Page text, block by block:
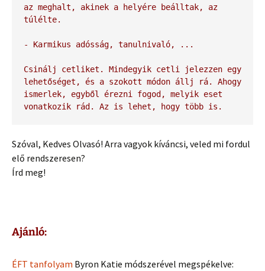
az meghalt, akinek a helyére beálltak, az
túlélte.
- Karmikus adósság, tanulnivaló, ...
Csinálj cetliket. Mindegyik cetli jelezzen egy
lehetőséget, és a szokott módon állj rá. Ahogy
ismerlek, egyből érezni fogod, melyik eset
vonatkozik rád. Az is lehet, hogy több is.
Szóval, Kedves Olvasó! Arra vagyok kíváncsi, veled mi fordul
elő rendszeresen?
Írd meg!
Ajánló:
ÉFT tanfolyam Byron Katie módszerével megspékelve: